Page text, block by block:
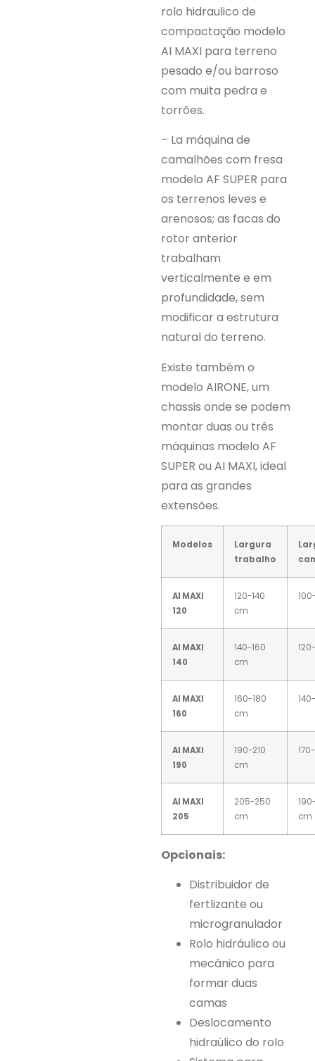
rolo hidraulico de
compactação modelo
AI MAXI para terreno
pesado e/ou barroso
com muita pedra e
torrões.
– La máquina de
camalhões com fresa
modelo AF SUPER para
os terrenos leves e
arenosos; as facas do
rotor anterior
trabalham
verticalmente e em
profundidade, sem
modificar a estrutura
natural do terreno.
Existe também o
modelo AIRONE, um
chassis onde se podem
montar duas ou três
máquinas modelo AF
SUPER ou AI MAXI, ideal
para as grandes
extensões.
Modelos
Largura
trabalho
AI MAXI
120
120-140
cm
AI MAXI
140
140-160
cm
AI MAXI
160
160-180
cm
AI MAXI
190
190-210
cm
AI MAXI
205
205-250
cm
cm
Opcionais:
Distribuidor de
fertlizante ou
microgranulador
Rolo hidráulico ou
mecânico para
formar duas
camas
Deslocamento
hidraúlico do rolo